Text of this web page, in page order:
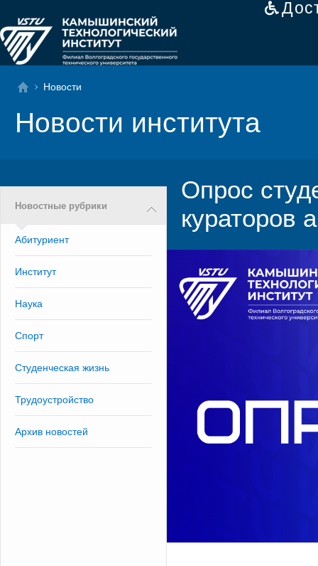
Новости
Новости института
Новостные рубрики
Абитуриент
Институт
Наука
Спорт
Студенческая жизнь
Трудоустройство
Архив новостей
Опрос
кураторов